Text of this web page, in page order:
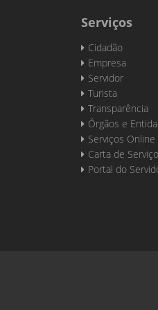
Serviços
Cidadão
Empresa
Servidor
Turista
Transparência
Órgãos e
Serviços Online
Carta de
Portal do